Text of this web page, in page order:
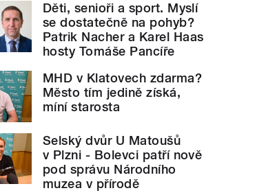
Děti, senioři a sport. Myslí
se dostatečně na pohyb?
Patrik Nacher a Karel Haas
hosty Tomáše Pancíře
MHD v Klatovech zdarma?
Město tím jedině získá,
míní starosta
Selský dvůr U Matoušů
v Plzni - Bolevci patří nově
pod správu Národního
muzea v přírodě